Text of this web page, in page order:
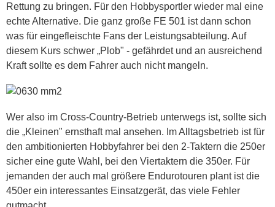
Rettung zu bringen. Für den Hobbysportler wieder mal eine
echte Alternative. Die ganz große FE 501 ist dann schon
was für eingefleischte Fans der Leistungsabteilung. Auf
diesem Kurs schwer „Plob" - gefährdet und an ausreichend
Kraft sollte es dem Fahrer auch nicht mangeln.
Wer also im Cross-Country-Betrieb unterwegs ist, sollte sich
die „Kleinen" ernsthaft mal ansehen. Im Alltagsbetrieb ist für
den ambitionierten Hobbyfahrer bei den 2-Taktern die 250er
sicher eine gute Wahl, bei den Viertaktern die 350er. Für
jemanden der auch mal größere Endurotouren plant ist die
450er ein interessantes Einsatzgerät, das viele Fehler